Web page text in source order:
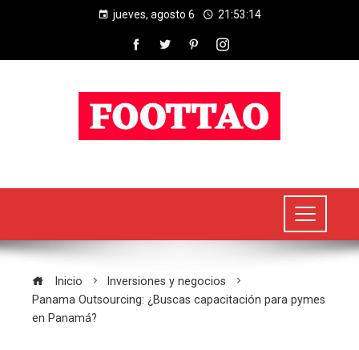
jueves, agosto 6 21:53:14
Inicio
Inversiones y negocios
Panama Outsourcing: ¿Buscas capacitación para pymes
en Panamá?